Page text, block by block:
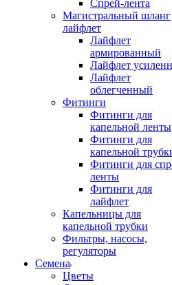
Спрей-лента
Магистральный шланг
лайфлет
Лайфлет
армированный
Лайфлет
Лайфлет
облегченный
Фитинги
Фитинги для
капельной ленты
Фитинги для
капельной
Фитинги для
ленты
Фитинги для
лайфлет
Капельницы для
капельной трубки
Фильтры, насосы,
регуляторы
Семена
Цветы